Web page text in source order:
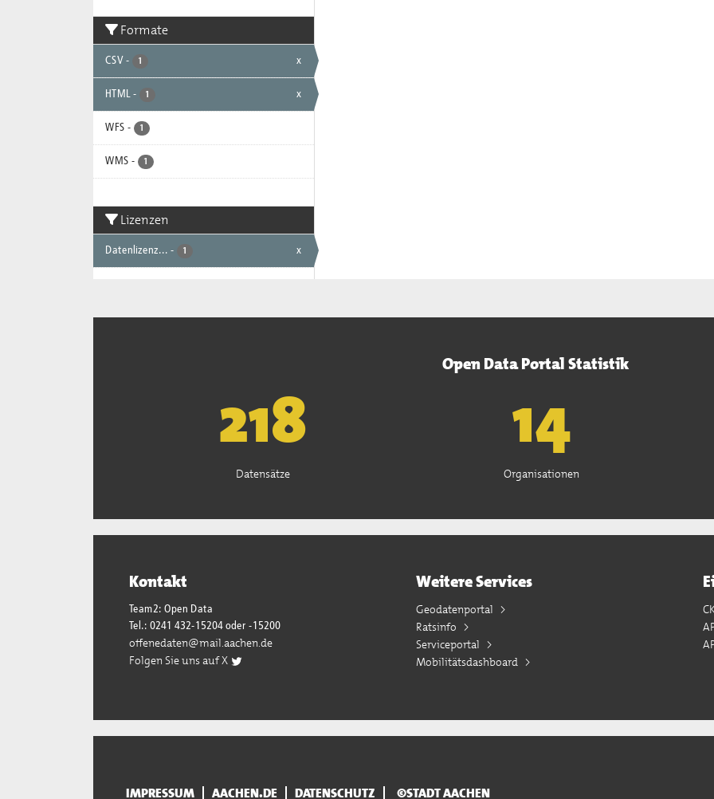
Formate
CSV - 1 x
HTML - 1 x
WFS - 1
WMS - 1
Lizenzen
Datenlizenz... - 1 x
Open Data Portal Statistik
221
Datensätze
15
Organisationen
Kontakt
Team2: Open Data
Tel.: 0241 432-15204 oder -15200
offenedaten@mail.aachen.de
Folgen Sie uns auf X
Weitere Services
Geodatenportal
Ratsinfo
Serviceportal
Mobilitätsdashboard
IMPRESSUM AACHEN.DE DATENSCHUTZ ©STADT AACHEN